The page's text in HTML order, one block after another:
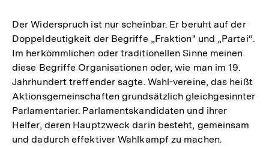
Der Widerspruch ist nur scheinbar. Er beruht auf der
Doppeldeutigkeit der Begriffe „Fraktion" und „Partei“.
Im herkömmlichen oder traditionellen Sinne meinen
diese Begriffe Organisationen oder, wie man im 19.
Jahrhundert treffender sagte. Wahl-vereine, das heißt
Aktionsgemeinschaften grundsätzlich gleichgesinnter
Parlamentarier. Parlamentskandidaten und ihrer
Helfer, deren Hauptzweck darin besteht, gemeinsam
und dadurch effektiver Wahlkampf zu machen.